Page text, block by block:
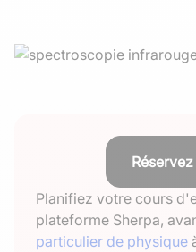
Planifiez votre cours
plateforme Sherpa,
particulier de physique